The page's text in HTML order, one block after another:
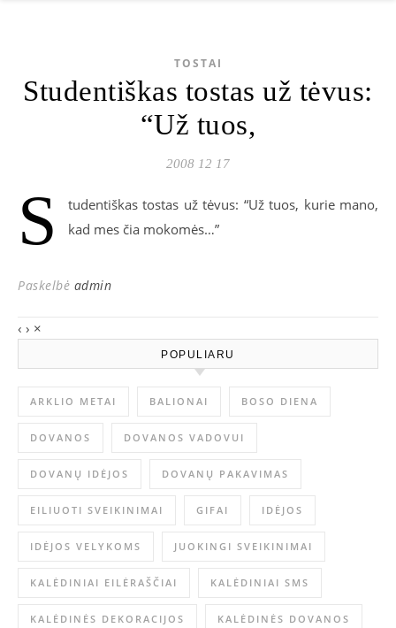
TOSTAI
Studentiškas tostas už tėvus:
“Už tuos,
2008 12 17
S
tudentiškas tostas už tėvus: “Už tuos, kurie mano,
kad mes čia mokomės…”
Paskelbė admin
‹ › ×
POPULIARU
ARKLIO METAI BALIONAI BOSO DIENA
DOVANOS DOVANOS VADOVUI
DOVANŲ IDĖJOS DOVANŲ PAKAVIMAS
EILIUOTI SVEIKINIMAI GIFAI IDĖJOS
IDĖJOS VELYKOMS JUOKINGI SVEIKINIMAI
KALĖDINIAI EILĖRAŠČIAI KALĖDINIAI SMS
KALĖDINĖS DEKORACIJOS KALĖDINĖS DOVANOS